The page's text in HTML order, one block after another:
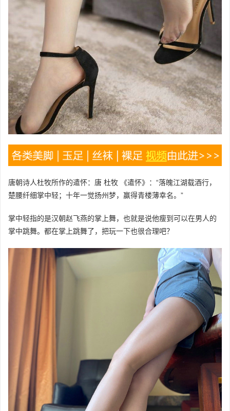
唐朝诗人杜牧所作的遣怀：唐 杜牧 《遣怀》：“落魄江湖载酒行，
楚腰纤细掌中轻；十年一觉扬州梦，赢得青楼薄幸名。”
掌中轻指的是汉朝赵飞燕的掌上舞，也就是说他瘦到可以在男人的
掌中跳舞。都在掌上跳舞了，把玩一下也很合理吧？